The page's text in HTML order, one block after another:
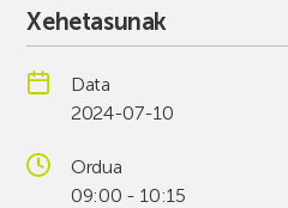
Xehetasunak
Data
2024-07-10
Ordua
09:00 - 10:15